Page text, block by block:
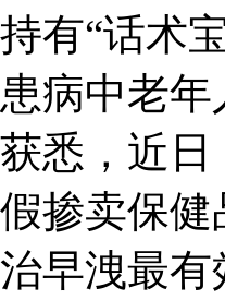
持有“话术
患病中老
获悉，近
假掺卖保
治早洩最